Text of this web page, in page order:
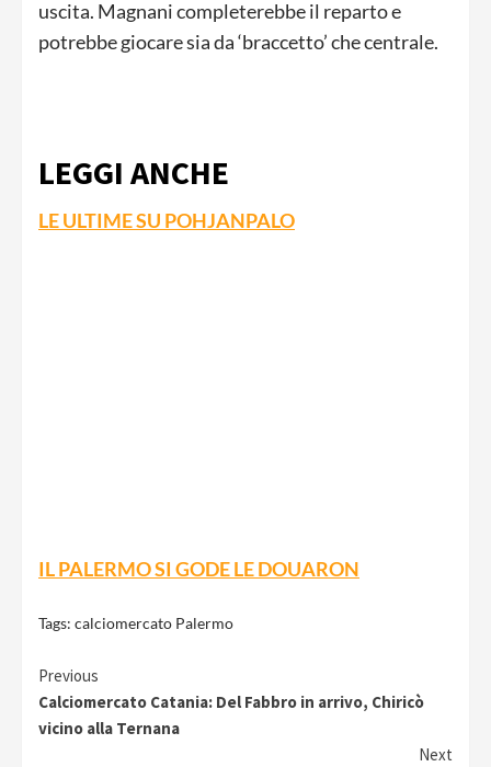
uscita. Magnani completerebbe il reparto e
potrebbe giocare sia da ‘braccetto’ che centrale.
LEGGI ANCHE
LE ULTIME SU POHJANPALO
IL PALERMO SI GODE LE DOUARON
Tags: calciomercato Palermo
Continue
Reading
Previous
Calciomercato Catania: Del Fabbro in arrivo, Chiricò
vicino alla Ternana
Next